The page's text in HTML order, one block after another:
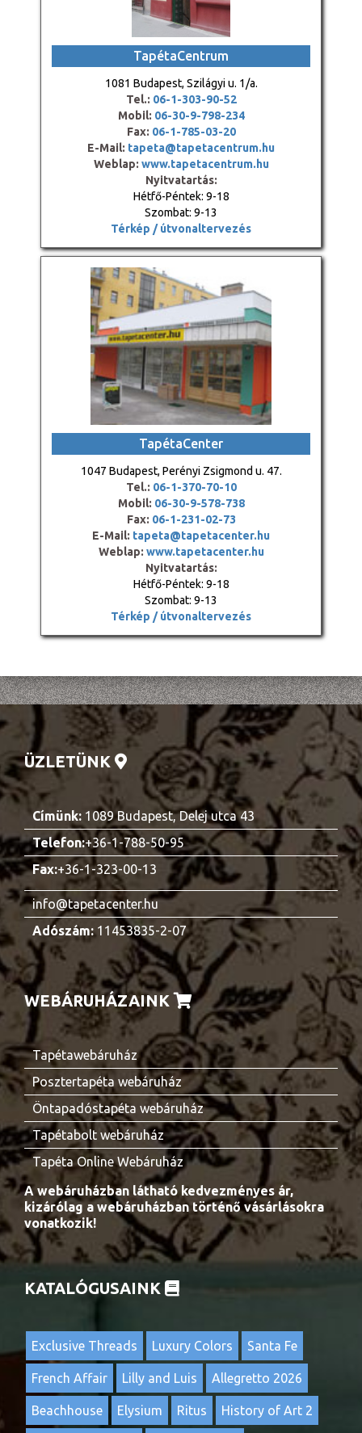
TapétaCentrum
1081 Budapest, Szilágyi u. 1/a.
Tel.: 06-1-303-90-52
Mobil: 06-30-9-798-234
Fax: 06-1-785-03-20
E-Mail: tapeta@tapetacentrum.hu
Weblap: www.tapetacentrum.hu
Nyitvatartás:
Hétfő-Péntek: 9-18
Szombat: 9-13
Térkép / útvonaltervezés
TapétaCenter
1047 Budapest, Perényi Zsigmond u. 47.
Tel.: 06-1-370-70-10
Mobil: 06-30-9-578-738
Fax: 06-1-231-02-73
E-Mail: tapeta@tapetacenter.hu
Weblap: www.tapetacenter.hu
Nyitvatartás:
Hétfő-Péntek: 9-18
Szombat: 9-13
Térkép / útvonaltervezés
ÜZLETÜNK
Címünk: 1089 Budapest, Delej utca 43
Telefon:+36-1-788-50-95
Fax:+36-1-323-00-13
info@tapetacenter.hu
Adószám:11453835-2-07
WEBÁRUHÁZAINK
Tapétawebáruház
Posztertapéta webáruház
Öntapadóstapéta webáruház
Tapétabolt webáruház
Tapéta Online Webáruház
A webáruházban látható kedvezményes ár,
kizárólag a webáruházban történő vásárlásokra
vonatkozik!
KATALÓGUSAINK
Exclusive Threads Luxury Colors Santa Fe
French Affair Lilly and Luis Allegretto 2026
Beachhouse Elysium Ritus History of Art 2